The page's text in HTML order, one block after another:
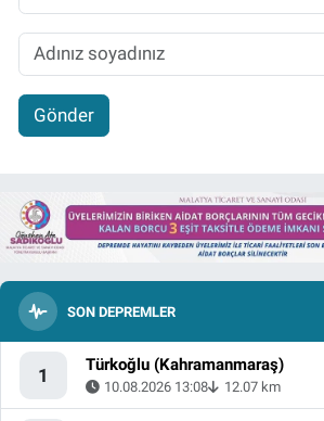
Gönder
SON DEPREMLER
1 Türkoğlu (Kahramanmaraş)
10.08.2026 13:08 12.07 km